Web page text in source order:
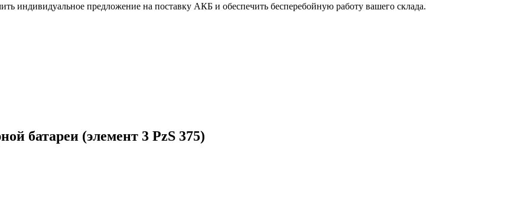
индивидуальное предложение на поставку АКБ и обеспечить бесперебойную работу вашего склада.
батареи (элемент 3 PzS 375)